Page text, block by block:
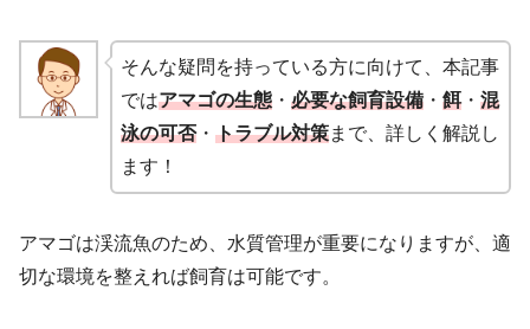
そんな疑問を持っている方に向けて、本記事
ではアマゴの生態・ 必要な飼育設備・ 餌・ 混
泳の可否・ トラブル対策まで、詳しく解説し
ます！
アマゴは渓流魚のため、水質管理が重要になりますが、適
切な環境を整えれば飼育は可能です。